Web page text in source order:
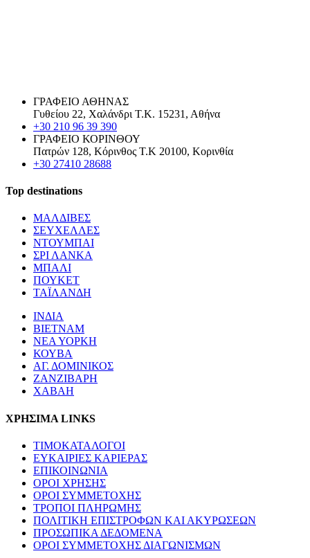
ΓΡΑΦΕΙΟ ΑΘΗΝΑΣ
Γυθείου 22, Χαλάνδρι Τ.Κ. 15231, Αθήνα
+30 210 96 39 390
ΓΡΑΦΕΙΟ ΚΟΡΙΝΘΟΥ
Πατρών 128, Κόρινθος Τ.Κ 20100, Κορινθία
+30 27410 28688
Top destinations
ΜΑΛΔΙΒΕΣ
ΣΕΥΧΕΛΛΕΣ
ΝΤΟΥΜΠΑΙ
ΣΡΙ ΛΑΝΚΑ
ΜΠΑΛΙ
ΠΟΥΚΕΤ
ΤΑΪΛΑΝΔΗ
ΙΝΔΙΑ
ΒΙΕΤΝΑΜ
ΝΕΑ ΥΟΡΚΗ
ΚΟΥΒΑ
ΑΓ. ΔΟΜΙΝΙΚΟΣ
ΖΑΝΖΙΒΑΡΗ
ΧΑΒΑΗ
ΧΡΗΣΙΜΑ LINKS
ΤΙΜΟΚΑΤΑΛΟΓΟΙ
ΕΥΚΑΙΡΙΕΣ ΚΑΡΙΕΡΑΣ
ΕΠΙΚΟΙΝΩΝΙΑ
ΟΡΟΙ ΧΡΗΣΗΣ
ΟΡΟΙ ΣΥΜΜΕΤΟΧΗΣ
ΤΡΟΠΟΙ ΠΛΗΡΩΜΗΣ
ΠΟΛΙΤΙΚΗ ΕΠΙΣΤΡΟΦΩΝ ΚΑΙ ΑΚΥΡΩΣΕΩΝ
ΠΡΟΣΩΠΙΚΑ ΔΕΔΟΜΕΝΑ
ΟΡΟΙ ΣΥΜΜΕΤΟΧΗΣ ΔΙΑΓΩΝΙΣΜΩΝ